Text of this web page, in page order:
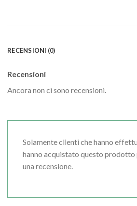
RECENSIONI (0)
Recensioni
Ancora non ci sono recensioni.
Solamente clienti che hanno
hanno acquistato questo prodotto
una recensione.